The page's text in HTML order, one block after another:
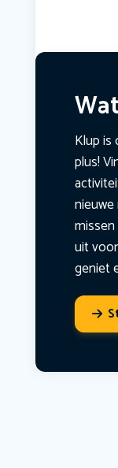
Klup is
plus!
uit
geniet